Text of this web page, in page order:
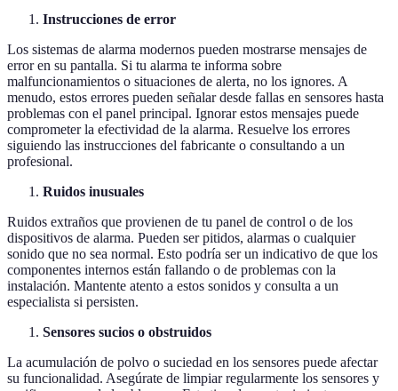
Instrucciones de error
Los sistemas de alarma modernos pueden mostrarse mensajes de
error en su pantalla. Si tu alarma te informa sobre
malfuncionamientos o situaciones de alerta, no los ignores. A
menudo, estos errores pueden señalar desde fallas en sensores hasta
problemas con el panel principal. Ignorar estos mensajes puede
comprometer la efectividad de la alarma. Resuelve los errores
siguiendo las instrucciones del fabricante o consultando a un
profesional.
Ruidos inusuales
Ruidos extraños que provienen de tu panel de control o de los
dispositivos de alarma. Pueden ser pitidos, alarmas o cualquier
sonido que no sea normal. Esto podría ser un indicativo de que los
componentes internos están fallando o de problemas con la
instalación. Mantente atento a estos sonidos y consulta a un
especialista si persisten.
Sensores sucios o obstruidos
La acumulación de polvo o suciedad en los sensores puede afectar
su funcionalidad. Asegúrate de limpiar regularmente los sensores y